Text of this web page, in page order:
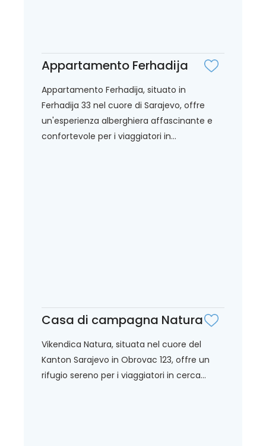
Appartamento Ferhadija
Appartamento Ferhadija, situato in
Ferhadija 33 nel cuore di Sarajevo, offre
un'esperienza alberghiera affascinante e
confortevole per i viaggiatori in...
Casa di campagna Natura
Vikendica Natura, situata nel cuore del
Kanton Sarajevo in Obrovac 123, offre un
rifugio sereno per i viaggiatori in cerca...